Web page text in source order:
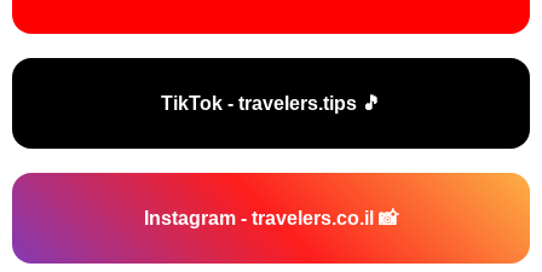
🎵 TikTok - travelers.tips
📸 Instagram - travelers.co.il